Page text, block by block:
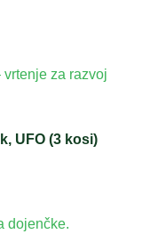
UFO (3 kosi)